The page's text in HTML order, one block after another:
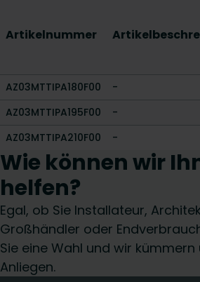
Artikelnummer
AZ03MTTIPA180F00 -
AZ03MTTIPA195F00
-
AZ03MTTIPA210F00
-
Wie können wir
helfen?
Egal, ob Sie Installateur,
Großhändler oder
Sie eine Wahl und wir
Anliegen.